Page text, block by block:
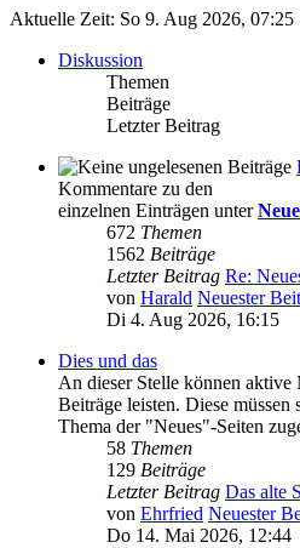
Aktuelle Zeit: So 9. Aug 2026, 07:25
Diskussion
Themen
Beiträge
Letzter Beitrag
Kommentare zu den
einzelnen Einträgen unter
672 Themen
1562 Beiträge
Letzter Beitrag Re:
von Harald Neuester
Di 4. Aug 2026, 16:15
Dies und das
An dieser Stelle können aktive
Beiträge leisten. Diese
Thema der "Neues"-Seiten
58 Themen
129 Beiträge
Letzter Beitrag Das alte
von Ehrfried Neuester
Do 14. Mai 2026, 12:44